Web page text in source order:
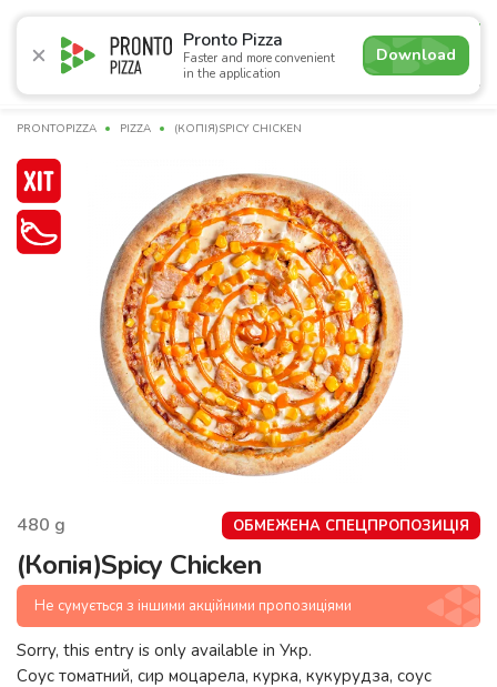
Pronto Pizza
Faster and more convenient
in the application
Download
4.8
Promotions Pizza Sushi Сombo Menu
PRONTOPIZZA PIZZA (КОПІЯ)SPICY CHICKEN
480 g ОБМЕЖЕНА СПЕЦПРОПОЗИЦІЯ
(Копія)Spicy Chicken
Не сумується з іншими акційними пропозиціями
Sorry, this entry is only available in Укр.
Соус томатний, сир моцарела, курка, кукурудза, соус